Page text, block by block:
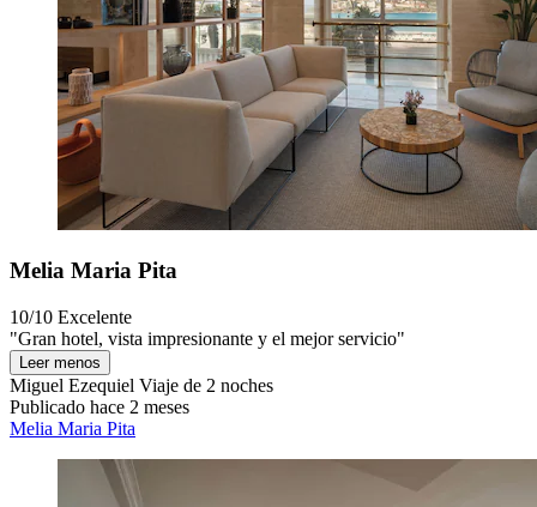
Melia Maria Pita
10/10 Excelente
"Gran hotel, vista impresionante y el mejor servicio"
Leer menos
Miguel Ezequiel Viaje de 2 noches
Publicado hace 2 meses
Melia Maria Pita